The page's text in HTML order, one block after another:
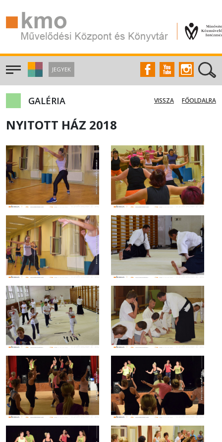
JEGYEK
GALÉRIA FŐOLDALRA
VISSZA
NYITOTT HÁZ 2018